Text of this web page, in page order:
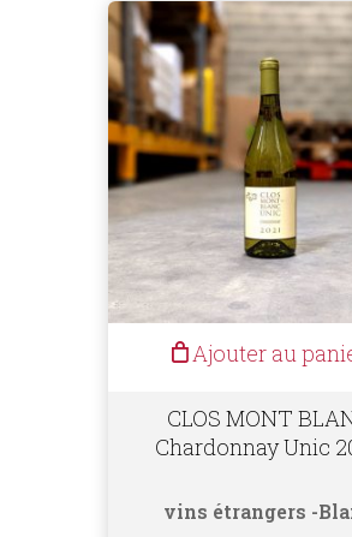
Ajouter au
CLOS MONT
Chardonnay Unic
vins étrangers